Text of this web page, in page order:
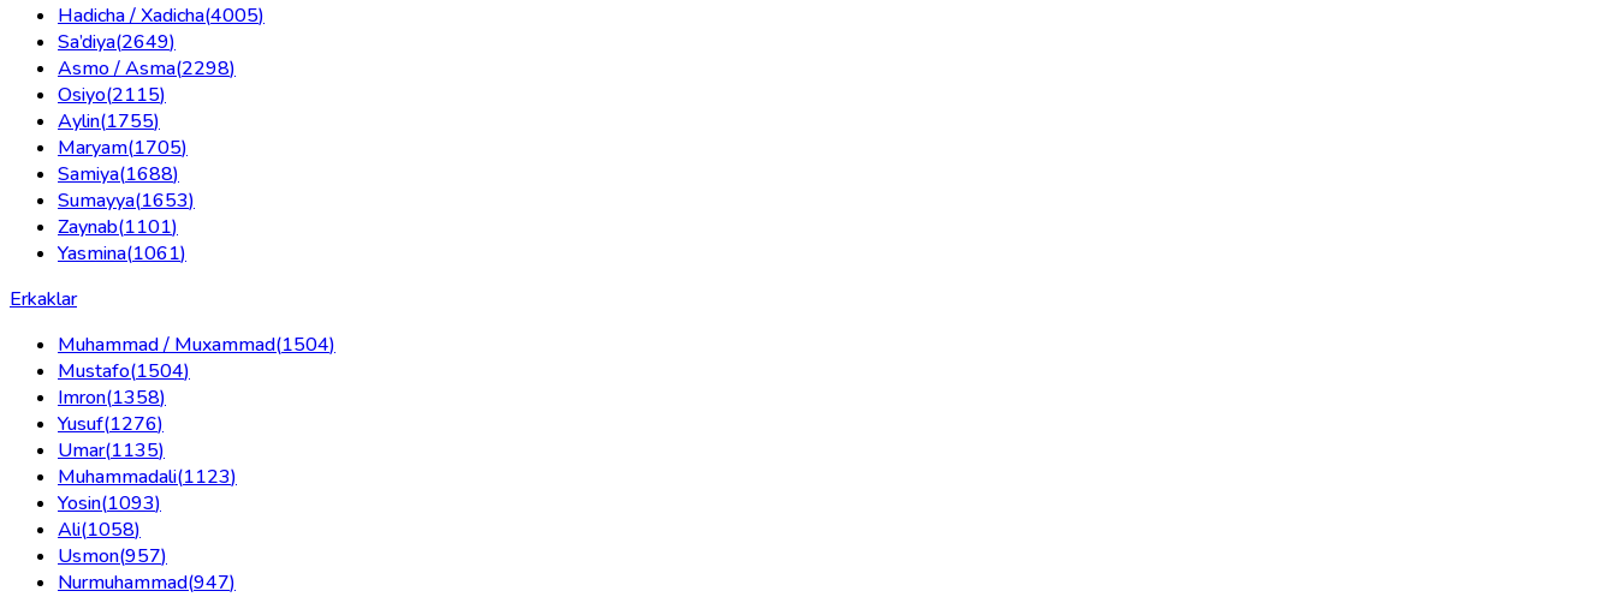
Hadicha / Xadicha(4005)
Sa’diya(2649)
Asmo / Asma(2298)
Osiyo(2115)
Aylin(1755)
Maryam(1705)
Samiya(1688)
Sumayya(1653)
Zaynab(1101)
Yasmina(1061)
Erkaklar
Muhammad / Muxammad(1504)
Mustafo(1504)
Imron(1358)
Yusuf(1276)
Umar(1135)
Muhammadali(1123)
Yosin(1093)
Ali(1058)
Usmon(957)
Nurmuhammad(947)